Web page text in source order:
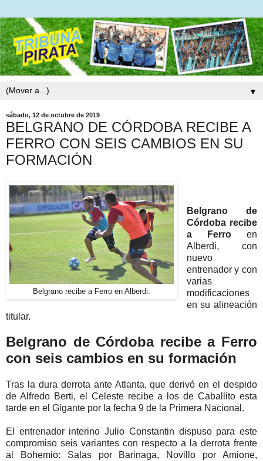
▼
sábado, 12 de octubre de 2019
BELGRANO DE CÓRDOBA RECIBE A
FERRO CON SEIS CAMBIOS EN SU
FORMACIÓN
Belgrano recibe a Ferro en Alberdi.
Belgrano de
Córdoba recibe
a Ferroen
Alberdi, con
nuevo
entrenador y con
varias
modificaciones
en su alineación
titular.
Belgrano de Córdoba recibe a Ferro
con seis cambios en su formación
Tras la dura derrota ante Atlanta, que derivó en el despido
de Alfredo Berti, el Celeste recibe a los de Caballito esta
tarde en el Gigante por la fecha 9 de la Primera Nacional.
El entrenador interino Julio Constantin dispuso para este
compromiso seis variantes con respecto a la derrota frente
al Bohemio: Salas por Barinaga, Novillo por Amione,